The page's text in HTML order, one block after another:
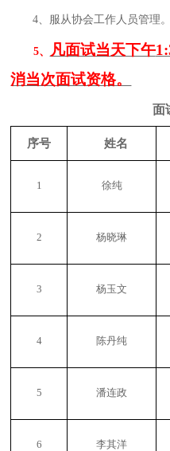
4、 服从协会工作人员管理。
5、 凡面试当天下午
消当次面试资格。
面
序号 姓名
1 徐纯
2 杨晓琳
3 杨玉文
4 陈丹纯
5 潘连政
6 李其洋